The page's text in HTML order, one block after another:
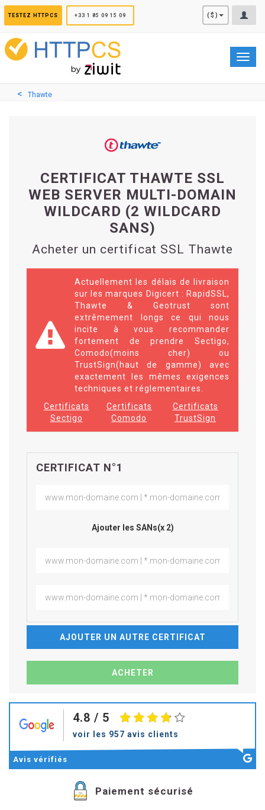
TESTEZ HTTPCS +33 1 85 09 15 09 ($)
Thawte
CERTIFICAT THAWTE SSL
WEB SERVER MULTI-DOMAIN
WILDCARD (2 WILDCARD
SANS)
Acheter un certificat SSL Thawte
Actuellement les délais de livraison
sur les marques Digicert : RapidSSL,
Thawte & Geotrust sont
extrêmement longs ce qui nous
incite à vous recommander
fortement de prendre Sectigo,
Comodo(moins cher) ou
TrustSign(haut de gamme) avec
exactement les mêmes exigences
techniques et réglementaires.
Certificats
Sectigo
Certificats
Comodo
Certificats
TrustSign
CERTIFICAT N°1
Ajouter les SANs(x 2)
AJOUTER UN AUTRE CERTIFICAT
4.8 / 5
voir les 957 avis clients
Avis vérifiés
Paiement sécurisé
Panneau de gestion des cookies